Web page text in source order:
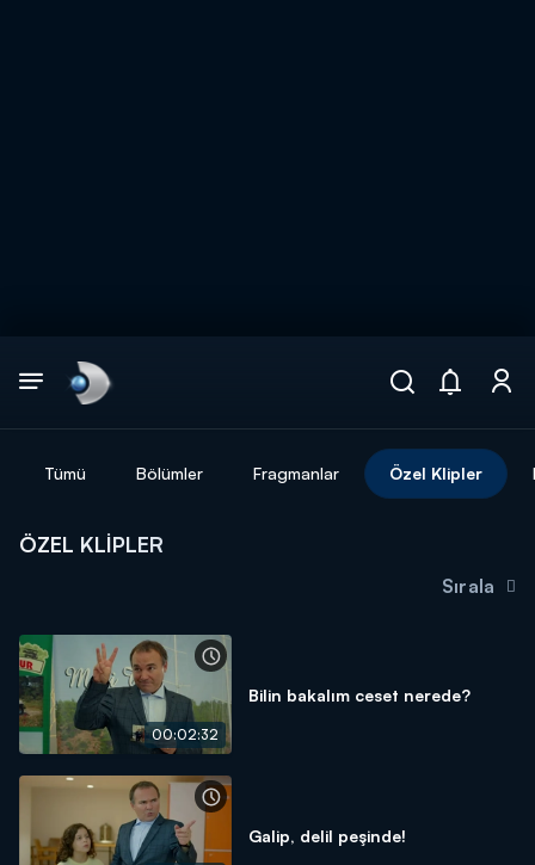
DİĞER SONUÇLAR
Tümü Bölümler Fragmanlar Özel Klipler
ÖZEL KLIPLER
Sırala
00:02:32
Bilin bakalım ceset nerede?
Galip, delil peşinde!